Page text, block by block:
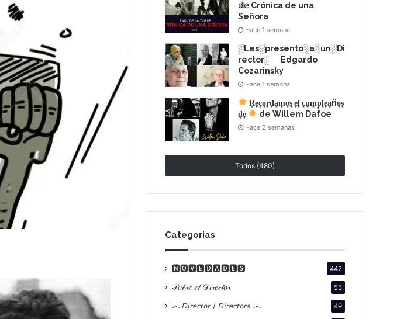
𝕕𝕖 Crónica de una
Señora
Hace 1 semana
░Les░presento░a░un░Di
rector░ Edgardo
Cozarinsky
Hace 1 semana
R͙e͙c͙o͙r͙d͙a͙m͙o͙s͙ e͙l͙ c͙u͙m͙p͙l͙e͙a͙ño͙s͙
d͙e͙
de Willem Dafoe
Hace 2 semanas
Todos (480)
Categorias
🅽🅾🆅🅴🅳🅰🅳🅴🆂 442
𝒮𝑜𝒷𝓇𝑒 𝑒𝓁 𝒟𝒾𝓇𝑒𝒸𝓉𝑜𝓇 55
෴ 𝘋𝘪𝘳𝘦𝘤𝘵𝘰𝘳 / 𝘋𝘪𝘳𝘦𝘤𝘵𝘰𝘳𝘢 ෴ 49